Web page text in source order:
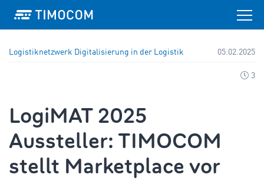
Logistiknetzwerk Digitalisierung in der Logistik 05.02.2025
3
LogiMAT 2025
Aussteller: TIMOCOM
stellt Marketplace vor